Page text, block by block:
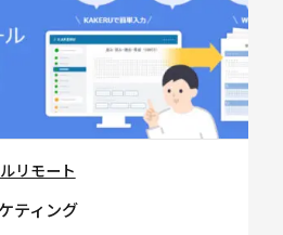
リモート
ティング